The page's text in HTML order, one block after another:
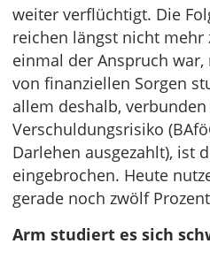
weiter verflüchtigt. Die
reichen längst nicht mehr
einmal der Anspruch
von finanziellen Sorgen
allem deshalb,
Verschuldungsrisiko
Darlehen ausgezahlt), ist
eingebrochen. Heute
gerade noch zwölf
Arm studiert es sich